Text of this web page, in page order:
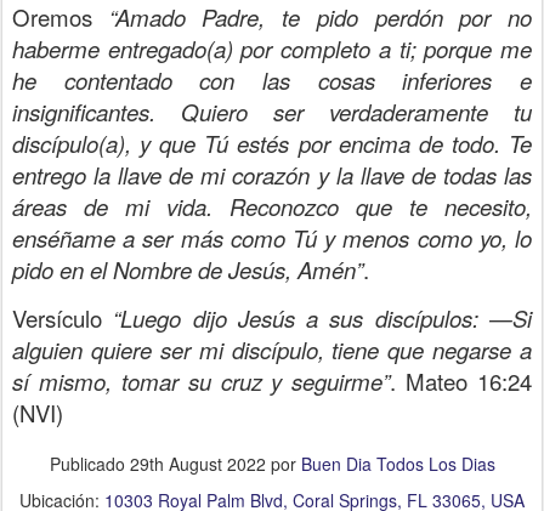
Oremos “Amado Padre, te pido perdón por no
haberme entregado(a) por completo a ti; porque me
he contentado con las cosas inferiores e
insignificantes. Quiero ser verdaderamente tu
discípulo(a), y que Tú estés por encima de todo. Te
entrego la llave de mi corazón y la llave de todas las
áreas de mi vida. Reconozco que te necesito,
enséñame a ser más como Tú y menos como yo, lo
pido en el Nombre de Jesús, Amén”.
Versículo “Luego dijo Jesús a sus discípulos: —Si
alguien quiere ser mi discípulo, tiene que negarse a
sí mismo, tomar su cruz y seguirme”. Mateo 16:24
(NVI)
Publicado 29th August 2022 por Buen Dia Todos Los Dias
Ubicación: 10303 Royal Palm Blvd, Coral Springs, FL 33065, USA